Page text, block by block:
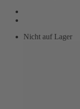
Nicht auf Lager